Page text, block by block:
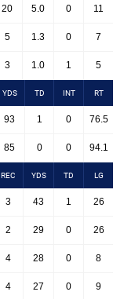
20 5.0 0 11
5 1.3 0 7
3 1.0 1 5
YDS TD INT RT
93 1 0 76.5
85 0 0 94.1
REC YDS TD LG
3 43 1 26
2 29 0 26
4 28 0 8
4 27 0 9